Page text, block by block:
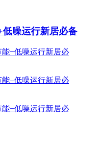
噪运行新居必备